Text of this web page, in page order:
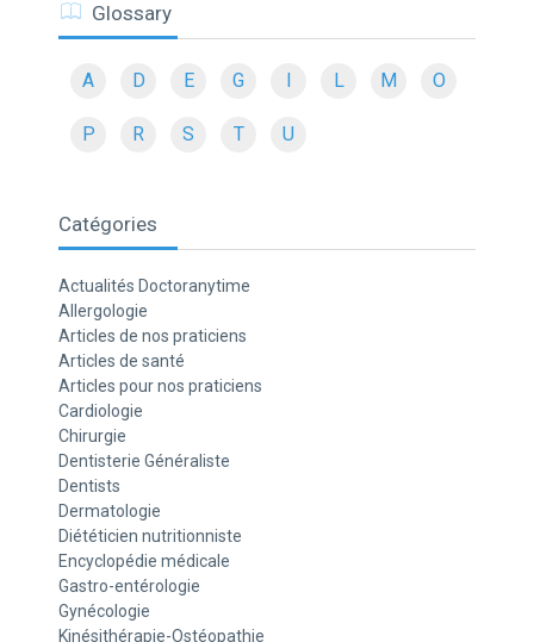
Glossary
A D E G L M O
P R S T U
Catégories
Actualités Doctoranytime
Allergologie
Articles de nos praticiens
Articles de santé
Articles pour nos praticiens
Cardiologie
Chirurgie
Dentisterie Généraliste
Dentists
Dermatologie
Diététicien nutritionniste
Encyclopédie médicale
Gastro-entérologie
Gynécologie
Kinésithérapie-Ostéopathie